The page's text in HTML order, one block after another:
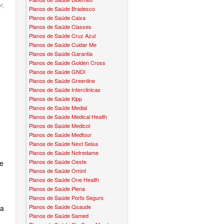
DE SAÚDE INFANTIL
SAÚDE INFANTIL
DE SAÚDE INFANTIL
PLANO DE SAÚDE INFANTIL
PLANO DE SAÚDE INFANTIL
DE SAÚDE INFANTIL
PLANO DE SAÚDE INFANTIL
PLANO DE SAÚDE INFANTIL
PLANO DE SAÚDE INFANTIL
SAÚDE INFANTIL
DE SAÚDE INFANTIL
QSAÚDE PLANO DE SAÚDE SÊNIOR
SANTA HELENA PLANO DE SAÚDE SÊNIOR
SÃO CRISTOVÃO PLANO DE SAÚDE SÊNIOR
TOTAL MEDCARE PLANO DE SAÚDE SÊNIOR
TRANSMONTANO PLANO DE SAÚDE SÊNIOR
ÚNICA PLANO DE SAÚDE SÊNIOR
UNIHOSP PLANO DE SAÚDE SÊNIOR
CONVÊNIO EM CAJAMAR
CONVÊNIO EM CARAPICUÍBA
CONVÊNIO EM COTIA
CONVÊNIO EM DIADEMA
CONVÊNIO EM FERRAZ
CONVÊNIO EM FRANCISCO MORATO
CONVÊNIO EM FRANCO DA ROCHA
CONVÊNIO EM GUARULHOS
CONVÊNIO EM ITAPEVI
CONVÊNIO EM MAUÁ
PLANO ODONTO DENTALPAR
PLANO ODONTO GREEN
PLANO ODONTO INTERODONTO
PLANO ODONTO METLIFE
PLANO ODONTO PLENA
PLANO ODONTO PREVIDENT
PLANO ODONTO ODONTOPREV
PLANO ODONTO ONE
PLANO ODONTO SÃO CRISTOVÃO
PLANO ODONTO SULAMERICA
ALLCARE
BEST LIFE
CORPORE
DIVICOM
HEBROM
LIFE CLASS
Planos de Saúde Bradesco
Planos de Saúde Caixa
Planos de Saúde Classes
Planos de Saúde Cruz Azul
Planos de Saúde Cuidar Me
Planos de Saúde Garantia
Planos de Saúde Golden Cross
Planos de Saúde GNDI
Planos de Saúde Greenline
Planos de Saúde Interclinicas
Planos de Saúde Kipp
Planos de Saúde Medial
Planos de Saúde Medical Health
Planos de Saúde Medicol
Planos de Saúde Medtour
Planos de Saúde Next Seisa
Planos de Saúde Notredame
Planos de Saúde Oeste
Planos de Saúde Omint
Planos de Saúde One Health
Planos de Saúde Plena
Planos de Saúde Porto Seguro
Planos de Saúde Qsaude
Planos de Saúde Samed